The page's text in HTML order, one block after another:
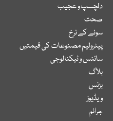
دلچسپ و عجیب
صحت
سونے کے نرخ
پیٹرولیم مصنوعات کی قیمتیں
سائنس و ٹیکنالوجی
بلاگ
بزنس
ویڈیوز
جرائم